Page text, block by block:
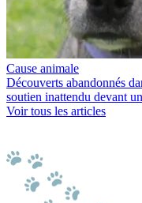
Cause animale
Découverts abandonnés
soutien inattendu devant
Voir tous les articles